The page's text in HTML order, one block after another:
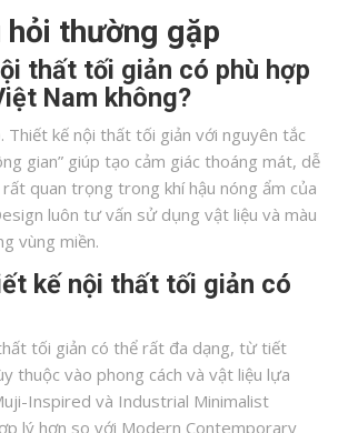
hỏi thường gặp
thất tối giản có phù hợp
Nam không?
Thiết kế nội thất tối giản với nguyên tắc
gian” giúp tạo cảm giác thoáng mát, dễ
rất quan trọng trong khí hậu nóng ẩm của
luôn tư vấn sử dụng vật liệu và màu
vùng miền.
kế nội thất tối giản có
tối giản có thể rất đa dạng, từ tiết
thuộc vào phong cách và vật liệu lựa
Inspired và Industrial Minimalist
lý hơn so với Modern Contemporary